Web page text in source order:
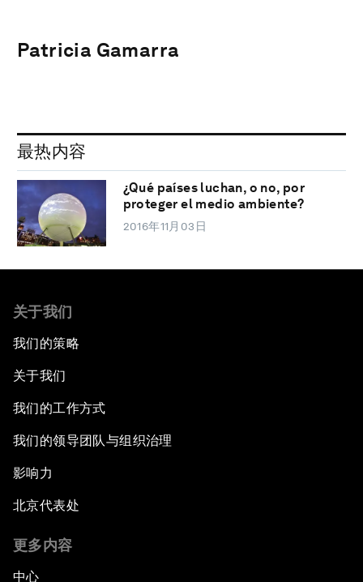
Patricia Gamarra
最热内容
¿Qué países luchan, o no, por
proteger el medio ambiente?
2016年11月03日
关于我们
我们的策略
关于我们
我们的工作方式
我们的领导团队与组织治理
影响力
北京代表处
更多内容
中心